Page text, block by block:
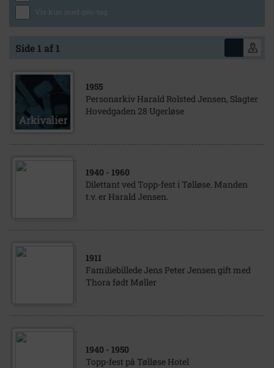
Vis kun med geo-tag
Side 1 af 1
1955
Personarkiv Harald Rolsted Jensen, Slagter
Hovedgaden 28 Ugerløse
1940 - 1960
Dilettant ved Topp-fest i Tølløse. Manden
t.v. er Harald Jensen.
1911
Familiebillede Jens Peter Jensen gift med
Thora født Møller
1940 - 1950
Topp-fest på Tølløse Hotel